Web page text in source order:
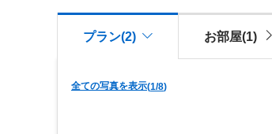
プラン(2) お部屋(1)
全ての写真を表示(1/8)